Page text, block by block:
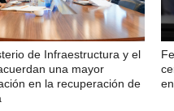
de Infraestructura y el
una mayor
en la recuperación de